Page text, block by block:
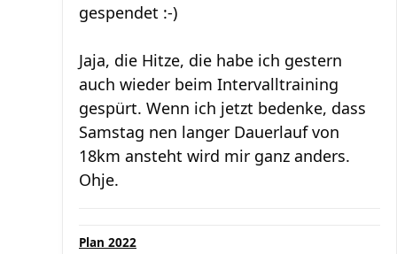
gespendet :-)
Jaja, die Hitze, die habe ich gestern
auch wieder beim Intervalltraining
gespürt. Wenn ich jetzt bedenke, dass
Samstag nen langer Dauerlauf von
18km ansteht wird mir ganz anders.
Ohje.
Plan 2022